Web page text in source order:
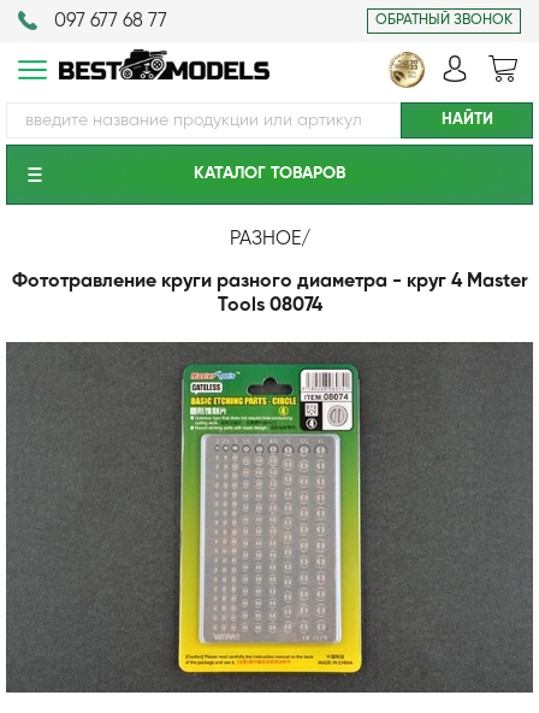
097 677 68 77 ОБРАТНЫЙ ЗВОНОК
КАТАЛОГ ТОВАРОВ
РАЗНОЕ/
Фототравление круги разного диаметра - круг 4 Master
Tools 08074